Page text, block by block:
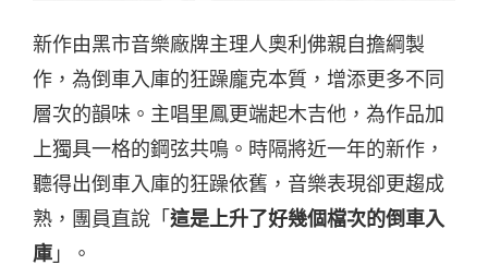
新作由黑市音樂廠牌主理人奧利佛親自擔綱製
作，為倒車入庫的狂躁龐克本質，增添更多不同
層次的韻味。主唱里鳳更端起木吉他，為作品加
上獨具一格的鋼弦共鳴。時隔將近一年的新作，
聽得出倒車入庫的狂躁依舊，音樂表現卻更趨成
熟，團員直說「 這是上升了好幾個檔次的倒車入
庫 」。